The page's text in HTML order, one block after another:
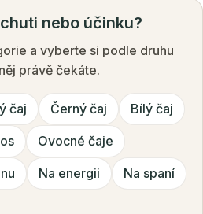
nebo účinku?
a vyberte si podle druhu
právě čekáte.
čaj Černý čaj Bílý čaj
Ovocné čaje
Na energii Na spaní